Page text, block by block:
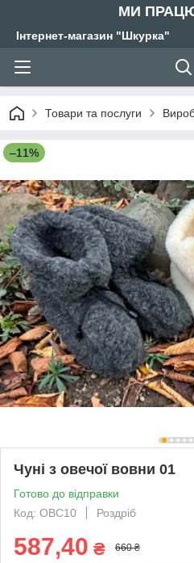
МИ
Інтернет-магазин "Шкурка"
Товари та послуги
–11%
Чуні з овечої вовни 01
Готово до відправки
Код: ОВС10
Роздріб
587,40 ₴ 660 ₴